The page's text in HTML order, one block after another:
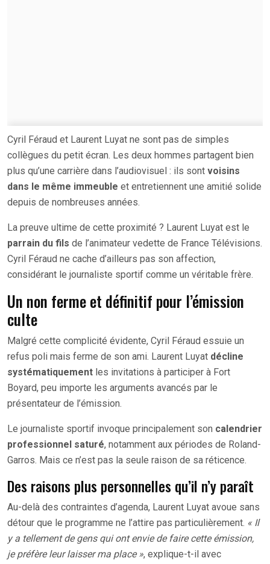
Cyril Féraud et Laurent Luyat ne sont pas de simples
collègues du petit écran. Les deux hommes partagent bien
plus qu’une carrière dans l’audiovisuel : ils sont voisins
dans le même immeuble et entretiennent une amitié solide
depuis de nombreuses années.
La preuve ultime de cette proximité ? Laurent Luyat est le
parrain du fils de l’animateur vedette de France Télévisions.
Cyril Féraud ne cache d’ailleurs pas son affection,
considérant le journaliste sportif comme un véritable frère.
Un non ferme et définitif pour l’émission
culte
Malgré cette complicité évidente, Cyril Féraud essuie un
refus poli mais ferme de son ami. Laurent Luyat décline
systématiquement les invitations à participer à Fort
Boyard, peu importe les arguments avancés par le
présentateur de l’émission.
Le journaliste sportif invoque principalement son calendrier
professionnel saturé, notamment aux périodes de Roland-
Garros. Mais ce n’est pas la seule raison de sa réticence.
Des raisons plus personnelles qu’il n’y paraît
Au-delà des contraintes d’agenda, Laurent Luyat avoue sans
détour que le programme ne l’attire pas particulièrement. « Il
y a tellement de gens qui ont envie de faire cette émission,
je préfère leur laisser ma place », explique-t-il avec